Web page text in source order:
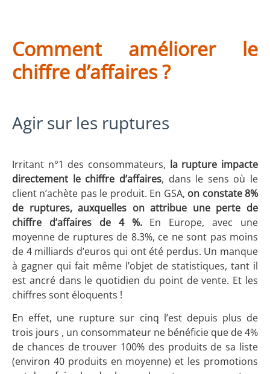
Comment améliorer le
chiffre d’affaires ?
Agir sur les ruptures
Irritant n°1 des consommateurs, la rupture impacte
directement le chiffre d’affaires, dans le sens où le
client n’achète pas le produit. En GSA, on constate 8%
de ruptures, auxquelles on attribue une perte de
chiffre d’affaires de 4 %.En Europe, avec une
moyenne de ruptures de 8.3%, ce ne sont pas moins
de 4 milliards d’euros qui ont été perdus. Un manque
à gagner qui fait même l’objet de statistiques, tant il
est ancré dans le quotidien du point de vente. Et les
chiffres sont éloquents !
En effet, une rupture sur cinq l’est depuis plus de
trois jours , un consommateur ne bénéficie que de 4%
de chances de trouver 100% des produits de sa liste
(environ 40 produits en moyenne) et les promotions